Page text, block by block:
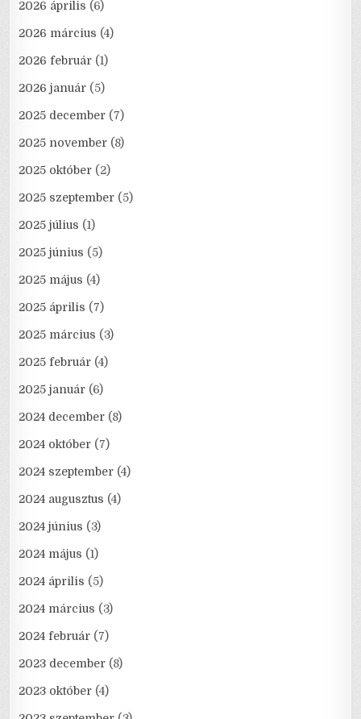
2026 április (6)
2026 március (4)
2026 február (1)
2026 január (5)
2025 december (7)
2025 november (8)
2025 október (2)
2025 szeptember (5)
2025 július (1)
2025 június (5)
2025 május (4)
2025 április (7)
2025 március (3)
2025 február (4)
2025 január (6)
2024 december (8)
2024 október (7)
2024 szeptember (4)
2024 augusztus (4)
2024 június (3)
2024 május (1)
2024 április (5)
2024 március (3)
2024 február (7)
2023 december (8)
2023 október (4)